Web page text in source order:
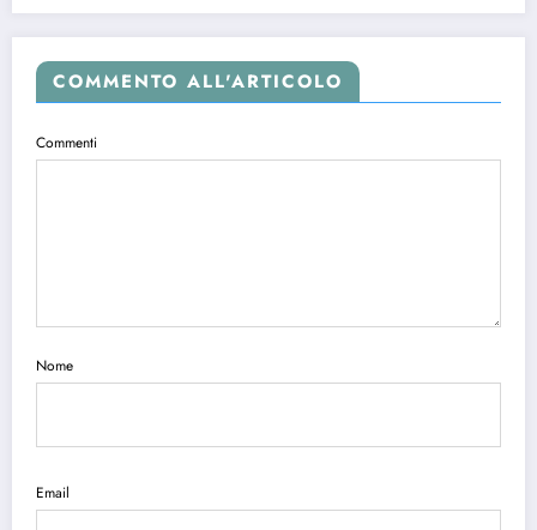
COMMENTO ALL'ARTICOLO
Commenti
Nome
Email